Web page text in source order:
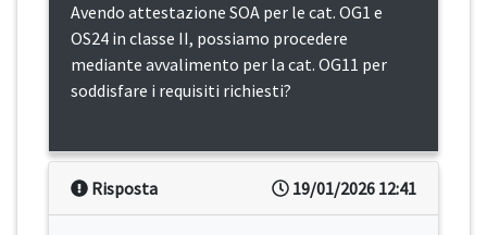
Avendo attestazione SOA per le cat. OG1 e
OS24 in classe II, possiamo procedere
mediante avvalimento per la cat. OG11 per
soddisfare i requisiti richiesti?
19/01/2026 12:41
Risposta